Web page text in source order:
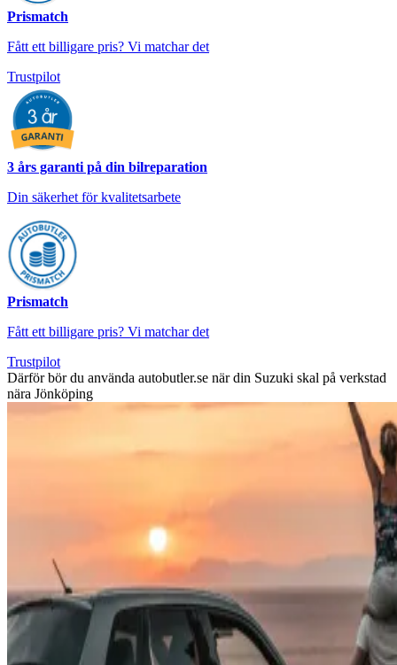
Prismatch
Fått ett billigare pris? Vi matchar det
Trustpilot
3 års garanti på din bilreparation
Din säkerhet för kvalitetsarbete
Prismatch
Fått ett billigare pris? Vi matchar det
Trustpilot
Därför bör du använda autobutler.se när din Suzuki skal på verkstad
nära Jönköping